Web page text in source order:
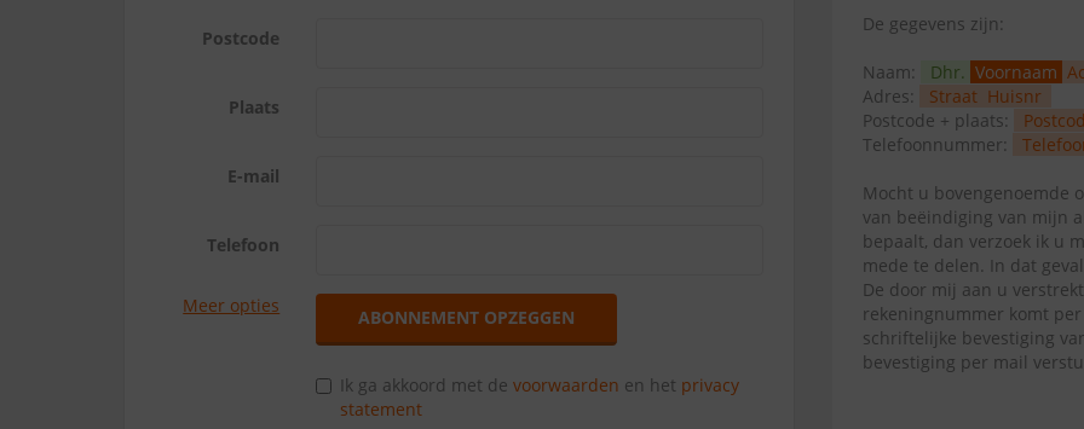
Postcode
Plaats
E-mail
Telefoon
Meer opties
ABONNEMENT OPZEGGEN
Ik ga akkoord met devoorwaarden en het privacy
statement
De gegevens zijn:
Naam: Dhr. Voornaam
Adres:
Straat Huisnr
Postcode + plaats:
Telefoonnummer:
Mocht u bovengenoemde
van beëindiging van mijn
bepaalt, dan verzoek ik u
mede te delen. In dat
De door mij aan u
rekeningnummer komt
schriftelijke bevestiging
bevestiging per mail